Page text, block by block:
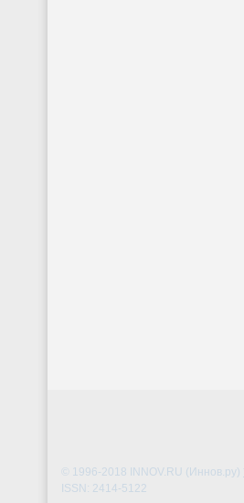
© 1996-2018 INNOV.RU (Иннов.ру)
ISSN: 2414-5122